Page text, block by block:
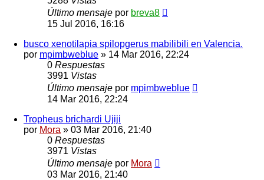
Último mensaje por breva8
15 Jul 2016, 16:16
busco xenotilapia spilopgerus mabilibili en Valencia.
por mpimbweblue » 14 Mar 2016, 22:24
0 Respuestas
3991 Vistas
Último mensaje por mpimbweblue
14 Mar 2016, 22:24
Tropheus brichardi Ujiji
por Mora » 03 Mar 2016, 21:40
0 Respuestas
3971 Vistas
Último mensaje por Mora
03 Mar 2016, 21:40